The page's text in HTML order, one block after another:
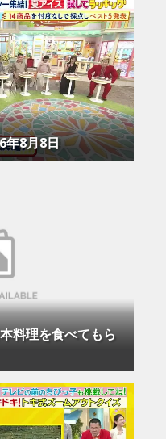
年8月8日
料理を食べてもら